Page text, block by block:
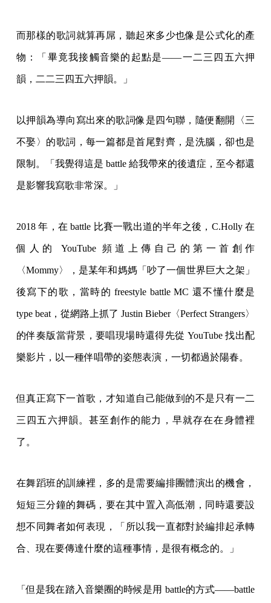
而那樣的歌詞就算再屌，聽起來多少也像是公式化的產
物：「畢竟我接觸音樂的起點是——一二三四五六押
韻，二二三四五六押韻。」
以押韻為導向寫出來的歌詞像是四句聯，隨便翻開〈三
不娶〉的歌詞，每一篇都是首尾對齊，是洗腦，卻也是
限制。「我覺得這是 battle 給我帶來的後遺症，至今都還
是影響我寫歌非常深。」
2018 年，在 battle 比賽一戰出道的半年之後，C.Holly 在
個人的 YouTube 頻道上傳自己的第一首創作
〈Mommy〉，是某年和媽媽「吵了一個世界巨大之架」
後寫下的歌，當時的 freestyle battle MC 還不懂什麼是
type beat，從網路上抓了 Justin Bieber〈Perfect Strangers〉
的伴奏版當背景，要唱現場時還得先從 YouTube 找出配
樂影片，以一種伴唱帶的姿態表演，一切都過於陽春。
但真正寫下一首歌，才知道自己能做到的不是只有一二
三四五六押韻。甚至創作的能力，早就存在在身體裡
了。
在舞蹈班的訓練裡，多的是需要編排團體演出的機會，
短短三分鐘的舞碼，要在其中置入高低潮，同時還要設
想不同舞者如何表現，「所以我一直都對於編排起承轉
合、現在要傳達什麼的這種事情，是很有概念的。」
「但是我在踏入音樂圈的時候是用 battle的方式——battle